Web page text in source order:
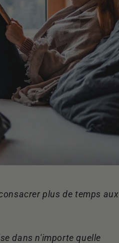
plus de temps aux
dans n'importe quelle